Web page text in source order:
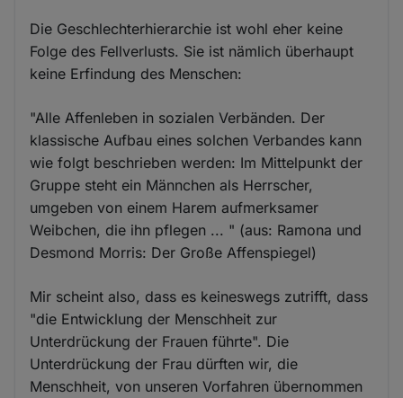
Die Geschlechterhierarchie ist wohl eher keine
Folge des Fellverlusts. Sie ist nämlich überhaupt
keine Erfindung des Menschen:
"Alle Affenleben in sozialen Verbänden. Der
klassische Aufbau eines solchen Verbandes kann
wie folgt beschrieben werden: Im Mittelpunkt der
Gruppe steht ein Männchen als Herrscher,
umgeben von einem Harem aufmerksamer
Weibchen, die ihn pflegen ... " (aus: Ramona und
Desmond Morris: Der Große Affenspiegel)
Mir scheint also, dass es keineswegs zutrifft, dass
"die Entwicklung der Menschheit zur
Unterdrückung der Frauen führte". Die
Unterdrückung der Frau dürften wir, die
Menschheit, von unseren Vorfahren übernommen